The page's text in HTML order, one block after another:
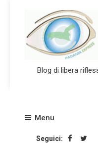
Blog di libera
Menu
Seguici: